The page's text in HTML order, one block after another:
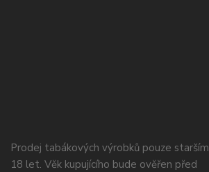
Prodej tabákových výrobků pouze starším
18 let. Věk kupujícího bude ověřen před